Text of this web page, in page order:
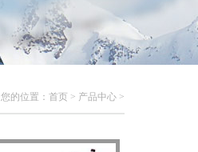
您的位置： 首页 > 产品中心 >